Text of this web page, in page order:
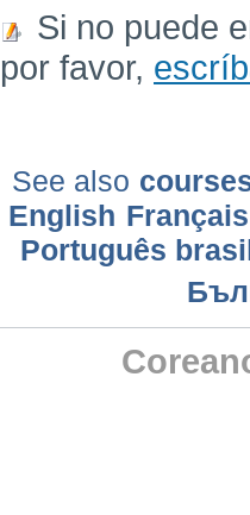
Si no puede
por favor,
See also
English Français
Português